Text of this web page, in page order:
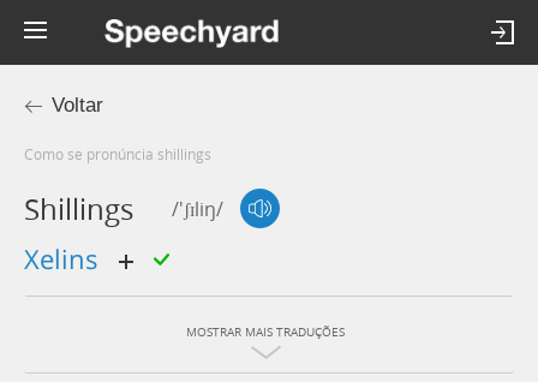
Voltar
Como se pronúncia shillings
Shillings /'ʃɪliŋ/
xelins
MOSTRAR MAIS TRADUÇÕES